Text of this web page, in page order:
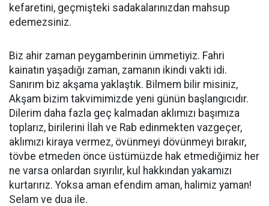
kefaretini, geçmişteki sadakalarınızdan mahsup
edemezsiniz.
Biz ahir zaman peygamberinin ümmetiyiz. Fahri
kainatın yaşadığı zaman, zamanın ikindi vakti idi.
Sanırım biz akşama yaklaştık. Bilmem bilir misiniz,
Akşam bizim takvimimizde yeni günün başlangıcıdır.
Dilerim daha fazla geç kalmadan aklımızı başımıza
toplarız, birilerini İlah ve Rab edinmekten vazgeçer,
aklımızı kiraya vermez, övünmeyi dövünmeyi bırakır,
tövbe etmeden önce üstümüzde hak etmediğimiz her
ne varsa onlardan sıyırılır, kul hakkından yakamızı
kurtarırız. Yoksa aman efendim aman, halimiz yaman!
Selam ve dua ile.